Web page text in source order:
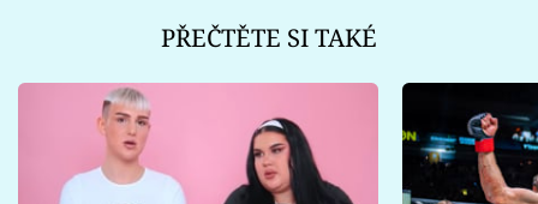
PŘEČTĚTE SI TAKÉ